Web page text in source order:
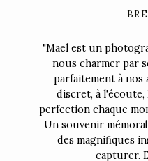
"Mael est un
nous charmer par
parfaitement à nos
discret, à l'écoute,
perfection chaque
Un souvenir
des magnifiques
capturer.